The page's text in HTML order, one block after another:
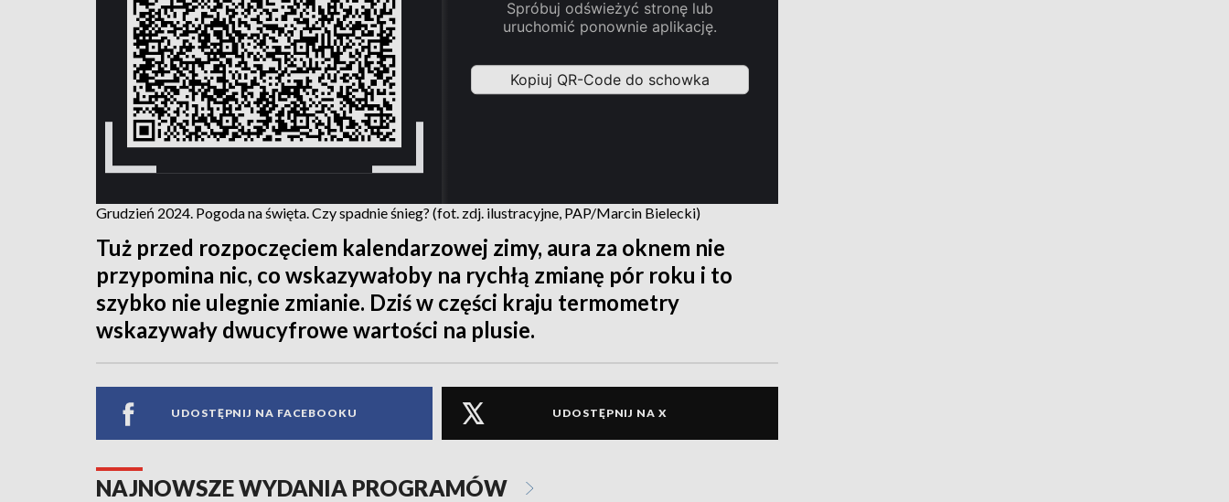
Grudzień 2024. Pogoda na święta. Czy spadnie śnieg? (fot. zdj. ilustracyjne, PAP/Marcin Bielecki)
Tuż przed rozpoczęciem kalendarzowej zimy, aura za oknem nie
przypomina nic, co wskazywałoby na rychłą zmianę pór roku i to
szybko nie ulegnie zmianie. Dziś w części kraju termometry
wskazywały dwucyfrowe wartości na plusie.
UDOSTĘPNIJ NA FACEBOOKU UDOSTĘPNIJ NA X
NAJNOWSZE WYDANIA PROGRAMÓW